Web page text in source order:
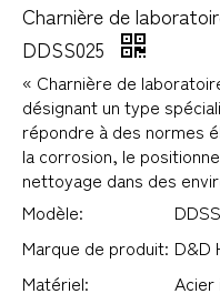
Charnière de
DDSS025
« Charnière de
désignant un type
répondre à des normes
la corrosion, le
nettoyage dans des
Modèle:
Marque de produit: D&D
Matériel:
Acier